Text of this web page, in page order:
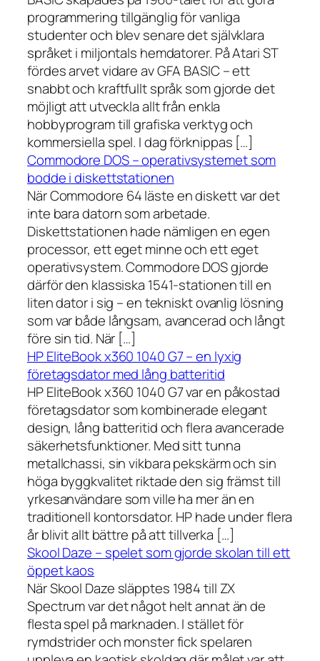
programmering tillgänglig för vanliga
studenter och blev senare det självklara
språket i miljontals hemdatorer. På Atari ST
fördes arvet vidare av GFA BASIC – ett
snabbt och kraftfullt språk som gjorde det
möjligt att utveckla allt från enkla
hobbyprogram till grafiska verktyg och
kommersiella spel. I dag förknippas […]
Commodore DOS – operativsystemet som
bodde i diskettstationen
När Commodore 64 läste en diskett var det
inte bara datorn som arbetade.
Diskettstationen hade nämligen en egen
processor, ett eget minne och ett eget
operativsystem. Commodore DOS gjorde
därför den klassiska 1541-stationen till en
liten dator i sig – en tekniskt ovanlig lösning
som var både långsam, avancerad och långt
före sin tid. När […]
HP EliteBook x360 1040 G7 – en lyxig
företagsdator med lång batteritid
HP EliteBook x360 1040 G7 var en påkostad
företagsdator som kombinerade elegant
design, lång batteritid och flera avancerade
säkerhetsfunktioner. Med sitt tunna
metallchassi, sin vikbara pekskärm och sin
höga byggkvalitet riktade den sig främst till
yrkesanvändare som ville ha mer än en
traditionell kontorsdator. HP hade under flera
år blivit allt bättre på att tillverka […]
Skool Daze – spelet som gjorde skolan till ett
öppet kaos
När Skool Daze släpptes 1984 till ZX
Spectrum var det något helt annat än de
flesta spel på marknaden. I stället för
rymdstrider och monster fick spelaren